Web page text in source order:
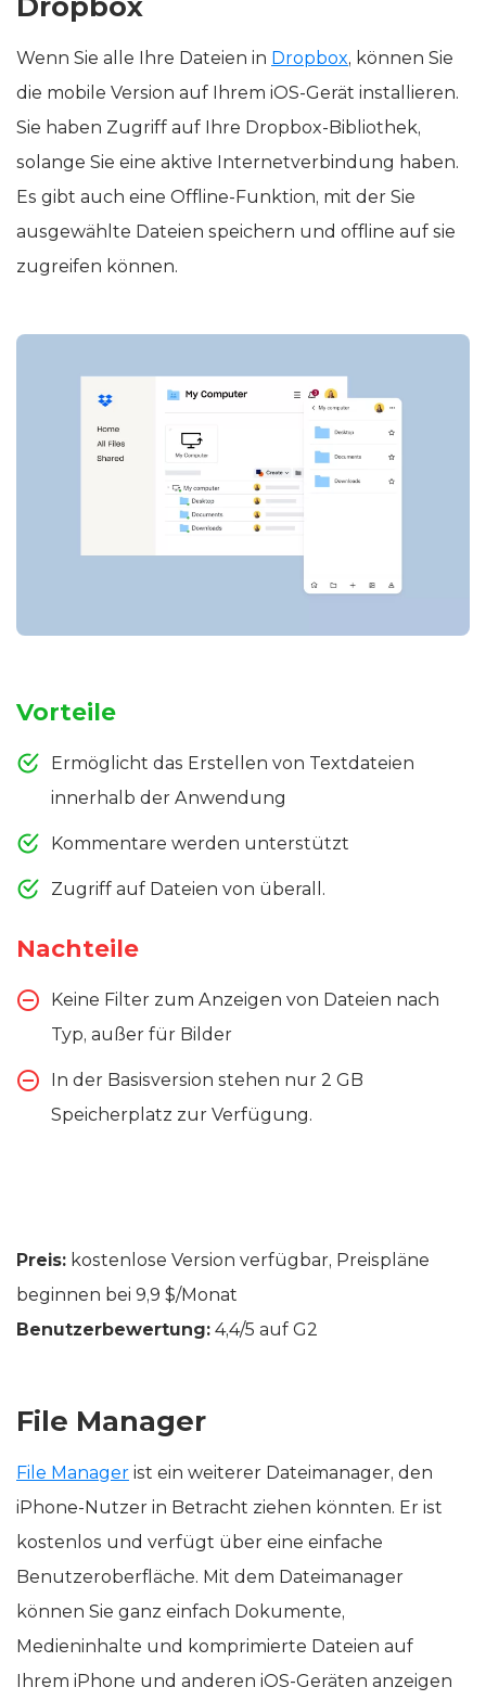
Wenn Sie alle Ihre Dateien in Dropbox, können Sie
die mobile Version auf Ihrem iOS-Gerät installieren.
Sie haben Zugriff auf Ihre Dropbox-Bibliothek,
solange Sie eine aktive Internetverbindung haben.
Es gibt auch eine Offline-Funktion, mit der Sie
ausgewählte Dateien speichern und offline auf sie
zugreifen können.
Vorteile
Ermöglicht das Erstellen von Textdateien
innerhalb der Anwendung
Kommentare werden unterstützt
Zugriff auf Dateien von überall.
Nachteile
Keine Filter zum Anzeigen von Dateien nach
Typ, außer für Bilder
In der Basisversion stehen nur 2 GB
Speicherplatz zur Verfügung.
Preis: kostenlose Version verfügbar, Preispläne
beginnen bei 9,9 $/Monat
Benutzerbewertung: 4,4/5 auf G2
File Manager
File Manager ist ein weiterer Dateimanager, den
iPhone-Nutzer in Betracht ziehen könnten. Er ist
kostenlos und verfügt über eine einfache
Benutzeroberfläche. Mit dem Dateimanager
können Sie ganz einfach Dokumente,
Medieninhalte und komprimierte Dateien auf
Ihrem iPhone und anderen iOS-Geräten anzeigen